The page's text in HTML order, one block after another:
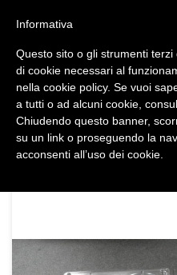

DAL 1977
MADE IN ITALY E UE
Informativa
Questo sito o gli strumenti
di cookie necessari al
nella cookie policy. Se vuoi
a tutti o ad alcuni cookie,
Chiudendo questo banner,
su un link o proseguendo la
acconsenti all’uso dei cookie.